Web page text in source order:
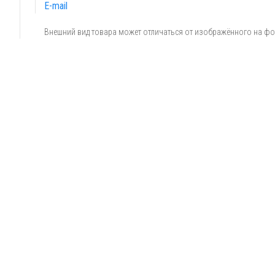
E-mail
Внешний вид товара может отличаться от изображённого на